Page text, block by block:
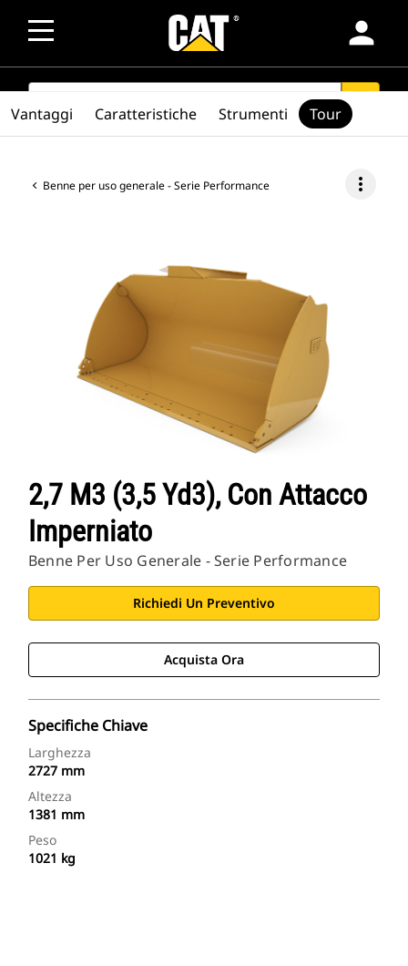
person
SEARCH search
Benne per uso generale - Serie Performance more_vert
2,7 M3 (3,5 Yd3), Con Attacco
Imperniato
Benne Per Uso Generale - Serie Performance
Richiedi Un Preventivo
Acquista Ora
Specifiche Chiave
Larghezza
2727 mm
Altezza
1381 mm
Peso
1021 kg
Vantaggi Caratteristiche Strumenti Tour